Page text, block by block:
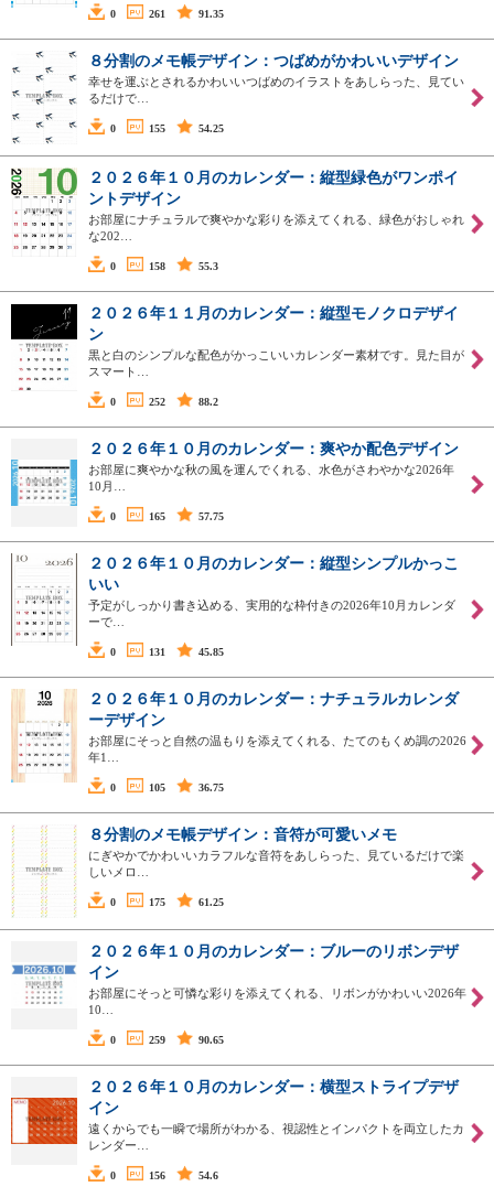
0 261 91.35
８分割のメモ帳デザイン：つばめがかわいいデザイン
幸せを運ぶとされるかわいいつばめのイラストをあしらった、見てい
るだけで…
0 155 54.25
２０２６年１０月のカレンダー：縦型緑色がワンポイ
ントデザイン
お部屋にナチュラルで爽やかな彩りを添えてくれる、緑色がおしゃれ
な202…
0 158 55.3
２０２６年１１月のカレンダー：縦型モノクロデザイ
ン
黒と白のシンプルな配色がかっこいいカレンダー素材です。見た目が
スマート…
0 252 88.2
２０２６年１０月のカレンダー：爽やか配色デザイン
お部屋に爽やかな秋の風を運んでくれる、水色がさわやかな2026年
10月…
0 165 57.75
２０２６年１０月のカレンダー：縦型シンプルかっこ
いい
予定がしっかり書き込める、実用的な枠付きの2026年10月カレンダ
ーで…
0 131 45.85
２０２６年１０月のカレンダー：ナチュラルカレンダ
ーデザイン
お部屋にそっと自然の温もりを添えてくれる、たてのもくめ調の2026
年1…
0 105 36.75
８分割のメモ帳デザイン：音符が可愛いメモ
にぎやかでかわいいカラフルな音符をあしらった、見ているだけで楽
しいメロ…
0 175 61.25
２０２６年１０月のカレンダー：ブルーのリボンデザ
イン
お部屋にそっと可憐な彩りを添えてくれる、リボンがかわいい2026年
10…
0 259 90.65
２０２６年１０月のカレンダー：横型ストライプデザ
イン
遠くからでも一瞬で場所がわかる、視認性とインパクトを両立したカ
レンダー…
0 156 54.6